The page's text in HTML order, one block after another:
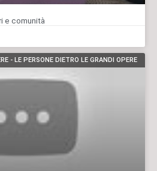
e comunità
- LE PERSONE DIETRO LE GRANDI OPERE